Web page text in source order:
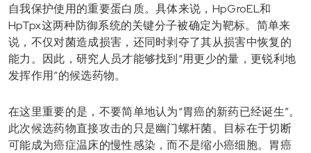
自我保护使用的重要蛋白质。具体来说，HpGroEL和
HpTpx这两种防御系统的关键分子被确定为靶标。简单来
说，不仅对菌造成损害，还同时剥夺了其从损害中恢复的
能力。因此，研究人员才能够找到“用更少的量，更锐利地
发挥作用”的候选药物。
在这里重要的是，不要简单地认为“胃癌的新药已经诞生”。
此次候选药物直接攻击的只是幽门螺杆菌。目标在于切断
可能成为癌症温床的慢性感染，而不是缩小癌细胞。胃癌